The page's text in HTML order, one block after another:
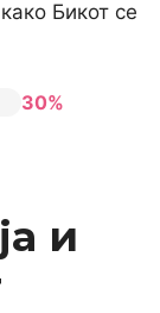
Бикот се
30%
и